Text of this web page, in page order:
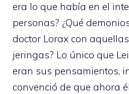
era lo que había en el
personas? ¿Qué
doctor Lorax con
jeringas? Lo único que
eran sus pensamientos,
convenció de que ahora